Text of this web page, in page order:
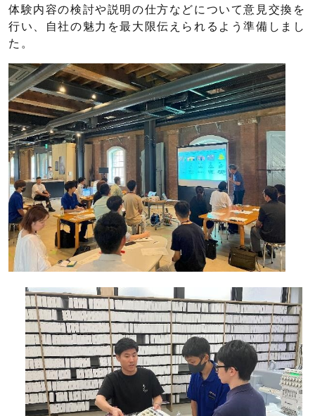
体験内容の検討や説明の仕方などについて意見交換を
行い、自社の魅力を最大限伝えられるよう準備しまし
た。